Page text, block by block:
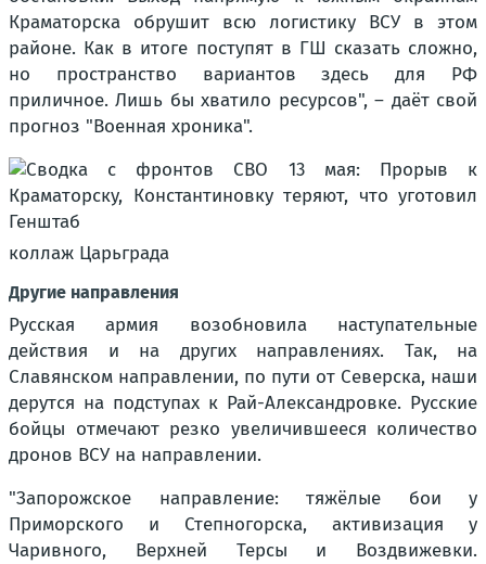
Краматорска обрушит всю логистику ВСУ в этом
районе. Как в итоге поступят в ГШ сказать сложно,
но пространство вариантов здесь для РФ
приличное. Лишь бы хватило ресурсов", – даёт свой
прогноз "Военная хроника".
коллаж Царьграда
Другие направления
Русская армия возобновила наступательные
действия и на других направлениях. Так, на
Славянском направлении, по пути от Северска, наши
дерутся на подступах к Рай-Александровке. Русские
бойцы отмечают резко увеличившееся количество
дронов ВСУ на направлении.
"Запорожское направление: тяжёлые бои у
Приморского и Степногорска, активизация у
Чаривного, Верхней Терсы и Воздвижевки.